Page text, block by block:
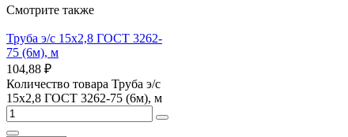
Смотрите также
Труба э/с 15х2,8 ГОСТ 3262-
75 (6м), м
104,88 ₽
Количество товара Труба э/с
15х2,8 ГОСТ 3262-75 (6м), м